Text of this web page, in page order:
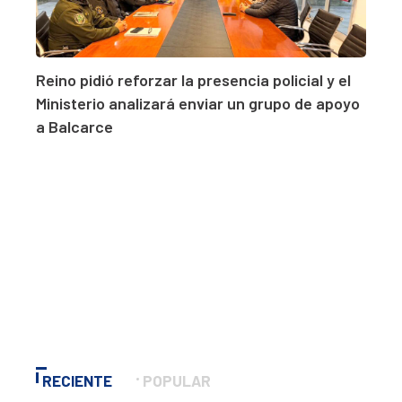
Reino pidió reforzar la presencia policial y el
Ministerio analizará enviar un grupo de apoyo
a Balcarce
RECIENTE POPULAR